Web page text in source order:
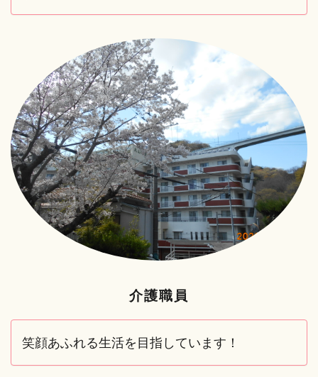
介護職員
笑顔あふれる生活を目指しています！